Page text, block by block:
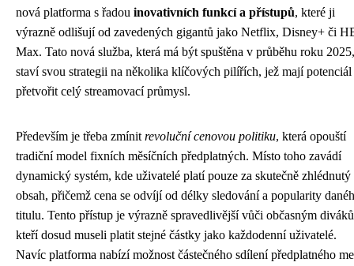
nová platforma s řadou inovativních funkcí a přístupů, které ji
výrazně odlišují od zavedených gigantů jako Netflix, Disney+ či
Max. Tato nová služba, která má být spuštěna v průběhu roku 2025,
staví svou strategii na několika klíčových pilířích, jež mají potenciál
přetvořit celý streamovací průmysl.
Především je třeba zmínit revoluční cenovou politiku, která opouští
tradiční model fixních měsíčních předplatných. Místo toho zavádí
dynamický systém, kde uživatelé platí pouze za skutečně zhlédnutý
obsah, přičemž cena se odvíjí od délky sledování a popularity
titulu. Tento přístup je výrazně spravedlivější vůči občasným
kteří dosud museli platit stejné částky jako každodenní uživatelé.
Navíc platforma nabízí možnost částečného sdílení předplatného